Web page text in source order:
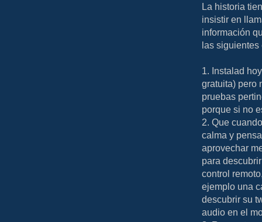
La historia
insistir en
información
las
1. Instalad
gratuita) pero
pruebas
porque si no
2. Que
calma y
aprovechar
para
control
ejemplo una
descubrir su
audio en el